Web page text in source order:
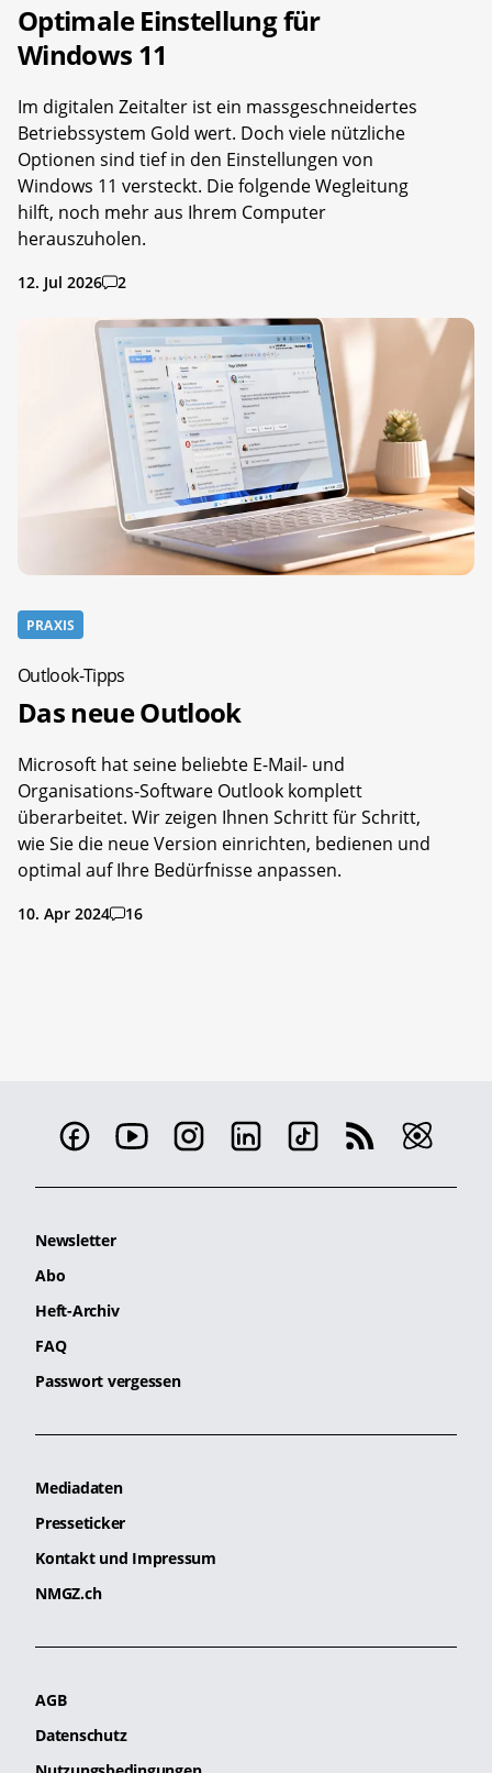
Optimale Einstellung für
Windows 11
Im digitalen Zeitalter ist ein massgeschneidertes
Betriebssystem Gold wert. Doch viele nützliche
Optionen sind tief in den Einstellungen von
Windows 11 versteckt. Die folgende Wegleitung
hilft, noch mehr aus Ihrem Computer
herauszuholen.
12. Jul 2026 2
PRAXIS
Outlook-Tipps
Das neue Outlook
Microsoft hat seine beliebte E-Mail- und
Organisations-Software Outlook komplett
überarbeitet. Wir zeigen Ihnen Schritt für Schritt,
wie Sie die neue Version einrichten, bedienen und
optimal auf Ihre Bedürfnisse anpassen.
10. Apr 2024 16
Newsletter
Abo
Heft-Archiv
FAQ
Passwort vergessen
Mediadaten
Presseticker
Kontakt und Impressum
NMGZ.ch
AGB
Datenschutz